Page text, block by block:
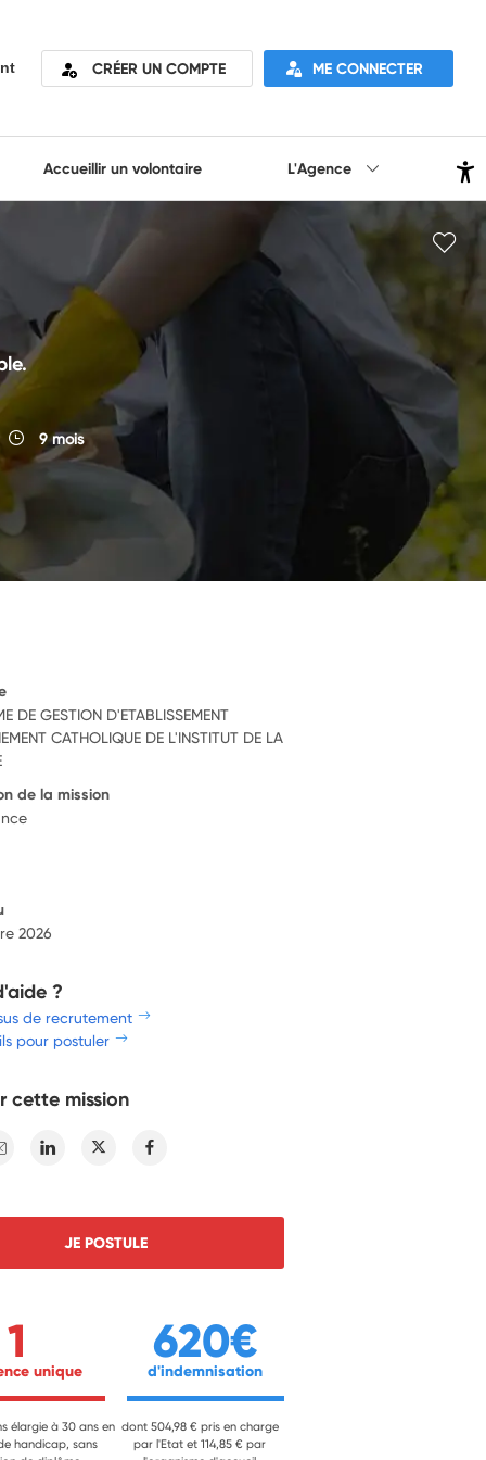
CRÉER UN COMPTE ME CONNECTER
Accueillir un volontaire L'Agence
9 mois
DE GESTION D'ETABLISSEMENT
CATHOLIQUE DE L'INSTITUT DE LA
de la mission
2026
?
de recrutement
pour postuler
cette mission
E-mail Linkedin Twitter
JE POSTULE
1
unique
élargie à 30 ans en
handicap, sans
620€
d'indemnisation
dont 504,98 € pris en charge
par l'Etat et 114,85 € par